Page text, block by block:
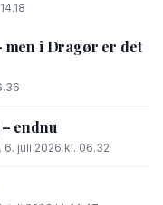
men i Dragør er det
endnu
6. juli 2026 kl. 06.32